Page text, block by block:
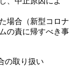
場合（新型コロナ
の責に帰すべき事
の取り扱い